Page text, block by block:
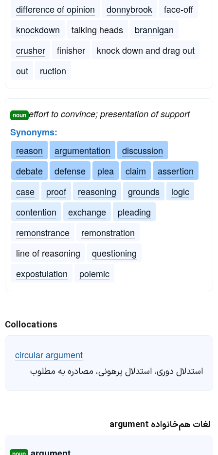
difference of opinion
donnybrook
face-off
knockdown
talking heads
brannigan
crusher
finisher
knock down and drag out
out
ruction
noun effort to convince; presentation of support
Synonyms:
reason
argumentation
discussion
debate
defense plea claim
assertion
case
proof reasoning grounds
logic
contention
exchange
pleading
remonstrance
remonstration
line of reasoning
questioning
expostulation
polemic
Collocations
circular argument
استدلال دوری، استدلال پرهونی، مصادره به مطلوب
لغات هم‌خانواده argument